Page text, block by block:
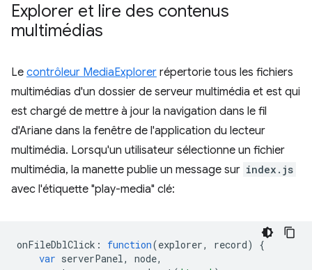
Explorer et lire des contenus
multimédias
Le contrôleur MediaExplorer répertorie tous les fichiers
multimédias d'un dossier de serveur multimédia et est qui
est chargé de mettre à jour la navigation dans le fil
d'Ariane dans la fenêtre de l'application du lecteur
multimédia. Lorsqu'un utilisateur sélectionne un fichier
multimédia, la manette publie un message sur index.js
avec l'étiquette "play-media" clé:
onFileDblClick : function(explorer, record)
{
var serverPanel, node,